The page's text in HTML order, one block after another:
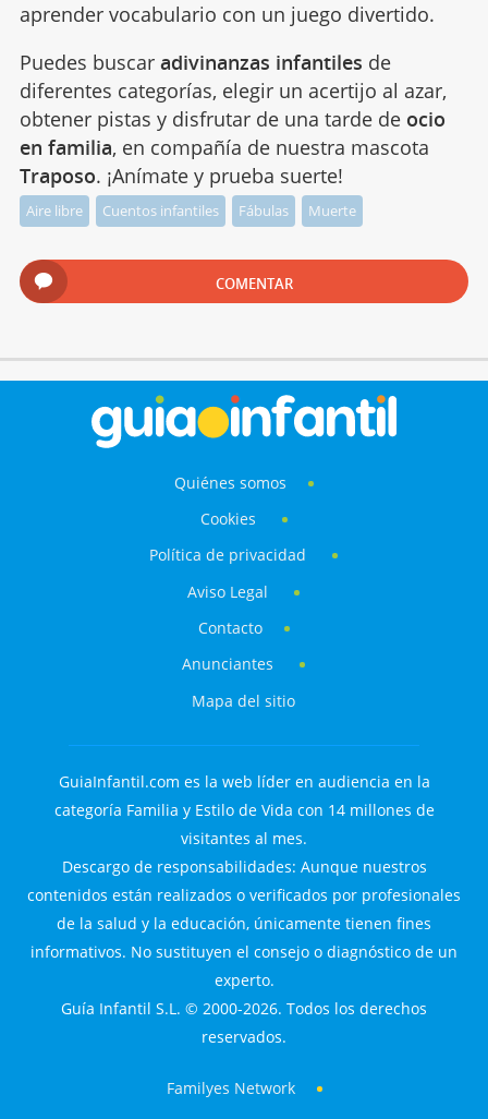
aprender vocabulario con un juego divertido.
Puedes buscar adivinanzas infantiles de
diferentes categorías, elegir un acertijo al azar,
obtener pistas y disfrutar de una tarde de ocio
en familia, en compañía de nuestra mascota
Traposo. ¡Anímate y prueba suerte!
Aire libre Cuentos infantiles Fábulas Muerte
COMENTAR
Quiénes somos
Cookies
Política de privacidad
Aviso Legal
Contacto
Anunciantes
Mapa del sitio
GuiaInfantil.com es la web líder en audiencia en la
categoría Familia y Estilo de Vida con 14 millones de
visitantes al mes.
Descargo de responsabilidades: Aunque nuestros
contenidos están realizados o verificados por profesionales
de la salud y la educación, únicamente tienen fines
informativos. No sustituyen el consejo o diagnóstico de un
experto.
Guía Infantil S.L. © 2000-2026. Todos los derechos
reservados.
Familyes Network